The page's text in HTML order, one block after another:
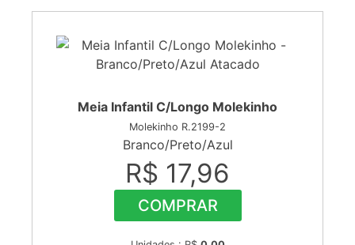
Meia Infantil C/Longo Molekinho
Molekinho R.2199-2
Branco/Preto/Azul
R$ 17,96
COMPRAR